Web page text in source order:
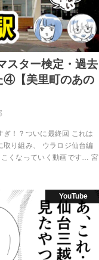
スター検定・過去
④【美里町のあの
！？ついに最終回 これは
り組み、 ウラロジ仙台編
くなっていく動画です… 宮
YouTube